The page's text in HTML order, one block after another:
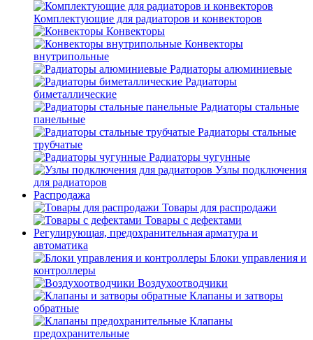
Комплектующие для радиаторов и конвекторов
Конвекторы
Конвекторы
внутрипольные
Радиаторы алюминиевые
Радиаторы
биметаллические
Радиаторы стальные
панельные
Радиаторы стальные
трубчатые
Радиаторы чугунные
Узлы подключения
для радиаторов
Распродажа
Товары для распродажи
Товары с дефектами
Регулирующая, предохранительная арматура и
автоматика
Блоки управления и
контроллеры
Воздухоотводчики
Клапаны и затворы
обратные
Клапаны
предохранительные